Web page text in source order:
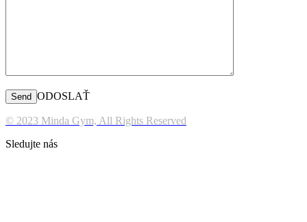
ODOSLAŤ
© 2023 Minda Gym, All Rights Reserved
Sledujte nás